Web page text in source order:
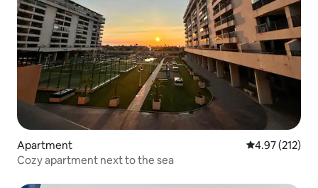
Apartment 4.97 out of 5
4.97 (212)
Cozy apartment next to the sea